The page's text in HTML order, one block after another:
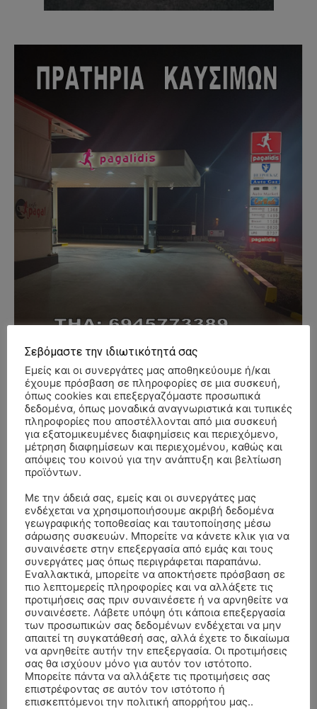
- Advertisment -
ΣΥΛΛΥΠΗΤΗΡΙΑ ΜΗΝΥΜΑΤΑ
Σεβόμαστε την ιδιωτικότητά σας
Εμείς και οι συνεργάτες μας αποθηκεύουμε ή/και
έχουμε πρόσβαση σε πληροφορίες σε μια συσκευή,
όπως cookies και επεξεργαζόμαστε προσωπικά
δεδομένα, όπως μοναδικά αναγνωριστικά και τυπικές
πληροφορίες που αποστέλλονται από μια συσκευή
για εξατομικευμένες διαφημίσεις και περιεχόμενο,
μέτρηση διαφημίσεων και περιεχομένου, καθώς και
απόψεις του κοινού για την ανάπτυξη και βελτίωση
προϊόντων.
Με την άδειά σας, εμείς και οι συνεργάτες μας
ενδέχεται να χρησιμοποιήσουμε ακριβή δεδομένα
γεωγραφικής τοποθεσίας και ταυτοποίησης μέσω
σάρωσης συσκευών. Μπορείτε να κάνετε κλικ για να
συναινέσετε στην επεξεργασία από εμάς και τους
συνεργάτες μας όπως περιγράφεται παραπάνω.
Εναλλακτικά, μπορείτε να αποκτήσετε πρόσβαση σε
πιο λεπτομερείς πληροφορίες και να αλλάξετε τις
προτιμήσεις σας πριν συναινέσετε ή να αρνηθείτε να
συναινέσετε. Λάβετε υπόψη ότι κάποια επεξεργασία
των προσωπικών σας δεδομένων ενδέχεται να μην
απαιτεί τη συγκατάθεσή σας, αλλά έχετε το δικαίωμα
να αρνηθείτε αυτήν την επεξεργασία. Οι προτιμήσεις
σας θα ισχύουν μόνο για αυτόν τον ιστότοπο.
Μπορείτε πάντα να αλλάξετε τις προτιμήσεις σας
επιστρέφοντας σε αυτόν τον ιστότοπο ή
επισκεπτόμενοι την πολιτική απορρήτου μας..